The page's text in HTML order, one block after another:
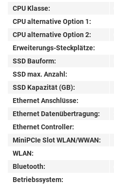
CPU Klasse:
CPU alternative Option 1:
CPU alternative Option 2:
Erweiterungs-Steckplätze:
SSD Bauform:
SSD max. Anzahl:
SSD Kapazität (GB):
Ethernet Anschlüsse:
Ethernet Datenübertragung:
Ethernet Controller:
MiniPCIe Slot WLAN/WWAN:
WLAN:
Bluetooth:
Betriebssystem: